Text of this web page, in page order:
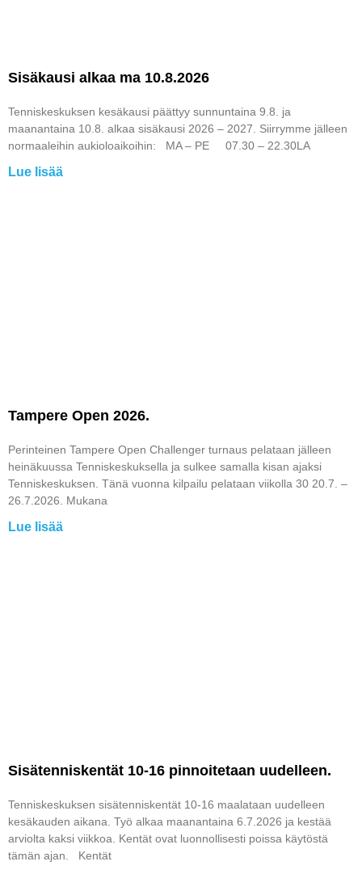
Sisäkausi alkaa ma 10.8.2026
Tenniskeskuksen kesäkausi päättyy sunnuntaina 9.8. ja
maanantaina 10.8. alkaa sisäkausi 2026 – 2027. Siirrymme jälleen
normaaleihin aukioloaikoihin: MA – PE 07.30 – 22.30LA
Lue lisää
Tampere Open 2026.
Perinteinen Tampere Open Challenger turnaus pelataan jälleen
heinäkuussa Tenniskeskuksella ja sulkee samalla kisan ajaksi
Tenniskeskuksen. Tänä vuonna kilpailu pelataan viikolla 30 20.7. –
26.7.2026. Mukana
Lue lisää
Sisätenniskentät 10-16 pinnoitetaan uudelleen.
Tenniskeskuksen sisätenniskentät 10-16 maalataan uudelleen
kesäkauden aikana. Työ alkaa maanantaina 6.7.2026 ja kestää
arviolta kaksi viikkoa. Kentät ovat luonnollisesti poissa käytöstä
tämän ajan. Kentät